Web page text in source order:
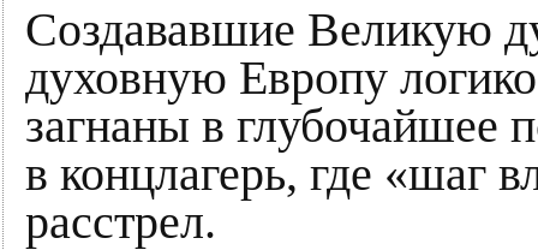
Создававшие Великую
духовную Европу
загнаны в глубочайшее
в концлагерь, где «шаг
расстрел.